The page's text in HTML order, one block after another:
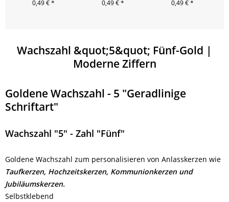
0,49 € *
0,49 € * 0,49 € *
Wachszahl &quot;5&quot; Fünf-Gold |
Moderne Ziffern
Goldene Wachszahl - 5 "Geradlinige
Schriftart"
Wachszahl "5" - Zahl "Fünf"
Goldene Wachszahl zum personalisieren von Anlasskerzen wie
Taufkerzen, Hochzeitskerzen, Kommunionkerzen und
Jubiläumskerzen.
Selbstklebend